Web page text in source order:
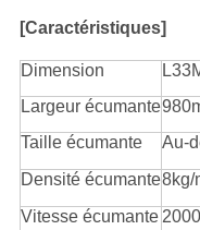
[Caractéristiques]
Dimension
Largeur écumante
Taille écumante
Au-
Densité écumante8kg/
Vitesse écumante